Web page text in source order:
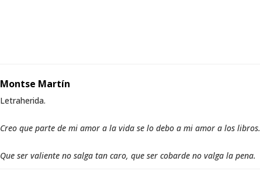
Montse Martín
Letraherida.
Creo que parte de mi amor a la vida se lo debo a mi amor a los libros.
Que ser valiente no salga tan caro, que ser cobarde no valga la pena.